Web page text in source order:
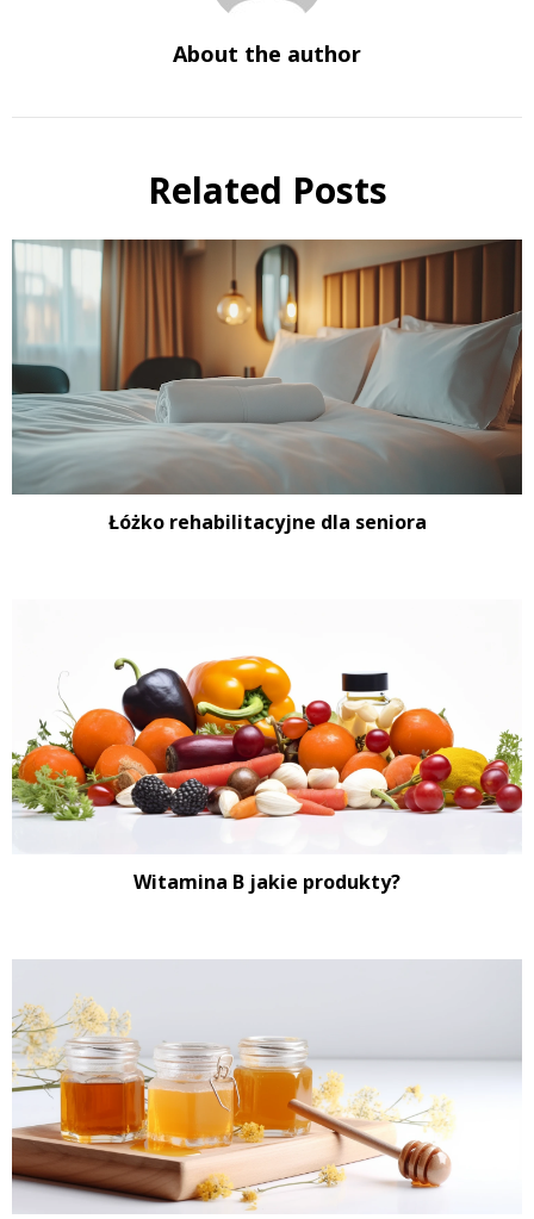
About the author
Related Posts
Łóżko rehabilitacyjne dla seniora
Witamina B jakie produkty?